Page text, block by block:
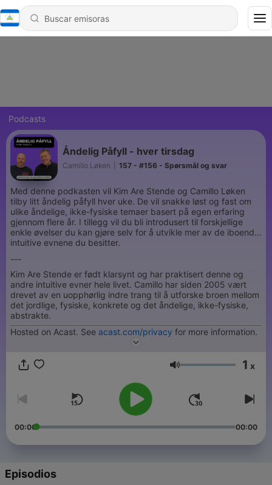
Podcasts
Åndelig Påfyll - hver tirsdag
Camillo Løken 157 - #156 - Spørsmål og svar
Med denne podkasten vil Kim Are Stende og Camillo Løken
tilby litt åndelig påfyll hver uke. De vil snakke løst og fast om
ulike åndelige, ikke-fysiske temaer basert på egen erfaring
gjennom flere år. I tillegg vil du bli introdusert til forskjellige
enkle øvelser du kan gjøre selv for å utvikle mer av de iboende
intuitive evnene du besitter.
---
Kim Are Stende er født klarsynt og har praktisert denne og
andre intuitive evner hele livet. Camillo har siden 2005 vært
drevet av en uopphørlig indre trang til å utforske broen mellom
det jordlige, fysiske, konkrete og det åndelige, ikke-fysiske,
abstrakte.
Hosted on Acast. See acast.com/privacy for more information.
Volumen 1 x
00:00 00:00
Episodios